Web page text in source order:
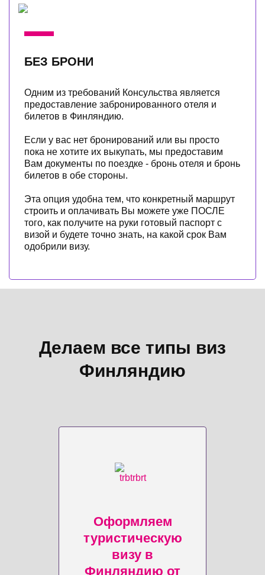
БЕЗ БРОНИ
Одним из требований Консульства является
предоставление забронированного отеля и
билетов в Финляндию.
Если у вас нет бронирований или вы просто
пока не хотите их выкупать, мы предоставим
Вам документы по поездке - бронь отеля и бронь
билетов в обе стороны.
Эта опция удобна тем, что конкретный маршрут
строить и оплачивать Вы можете уже ПОСЛЕ
того, как получите на руки готовый паспорт с
визой и будете точно знать, на какой срок Вам
одобрили визу.
Делаем все типы виз
Финляндию
Оформляем
туристическую
визу в
Финляндию от